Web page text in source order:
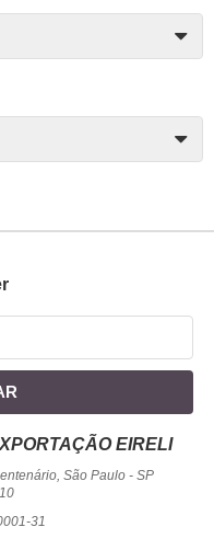
EIRELI
São Paulo- SP
31